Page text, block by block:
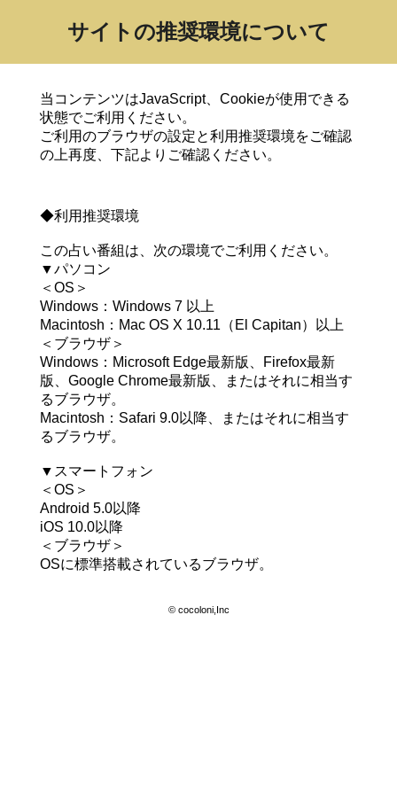
サイトの推奨環境について
当コンテンツはJavaScript、Cookieが使用できる
状態でご利用ください。
ご利用のブラウザの設定と利用推奨環境をご確認
の上再度、下記よりご確認ください。
◆利用推奨環境
この占い番組は、次の環境でご利用ください。
▼パソコン
＜OS＞
Windows：Windows 7 以上
Macintosh：Mac OS X 10.11（El Capitan）以上
＜ブラウザ＞
Windows：Microsoft Edge最新版、Firefox最新
版、Google Chrome最新版、またはそれに相当す
るブラウザ。
Macintosh：Safari 9.0以降、またはそれに相当す
るブラウザ。
▼スマートフォン
＜OS＞
Android 5.0以降
iOS 10.0以降
＜ブラウザ＞
OSに標準搭載されているブラウザ。
© cocoloni,Inc